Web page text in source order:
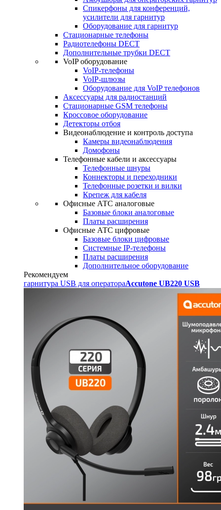
Cпикерфоны для конференций,
усилители для гарнитур
Оборудование для гарнитур
Стационарные телефоны
Радиотелефоны DECT
Дополнительные трубки DECT
VoIP оборудование
VoIP-телефоны
VoIP-шлюзы
Оборудование для VoIP телефонов
Аксессуары для радиостанций
Стационарные GSM телефоны
Кроссовое оборудование
Детекторы отбоя
Видеонаблюдение и контроль доступа
Камеры видеонаблюдения
Домофоны
Телефонные кабели и аксессуары
Телефонные шнуры
Коннекторы и переходники
Телефонные розетки и вилки
Крепеж для кабеля
Офисные АТС аналоговые
Базовые блоки аналоговые
Платы расширения
Офисные АТС цифровые
Базовые блоки цифровые
Системные IP-телефоны
Платы расширения
Дополнительное оборудование
Рекомендуем
гарнитура USB для оператораAccutone UB220 USB